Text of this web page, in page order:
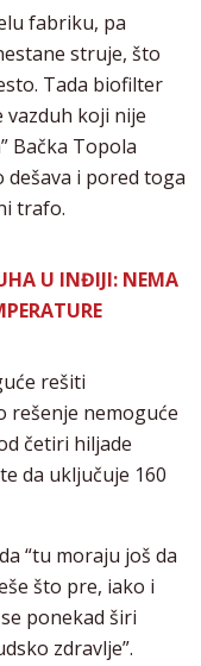
fabriku, pa
struje, što
Tada biofilter
vazduh koji nije
Bačka Topola
dešava i pored toga
trafo.
U INĐIJI: NEMA
rešiti
rešenje nemoguće
četiri hiljade
da uključuje 160
“tu moraju još da
što pre, iako i
ponekad širi
zdravlje”.